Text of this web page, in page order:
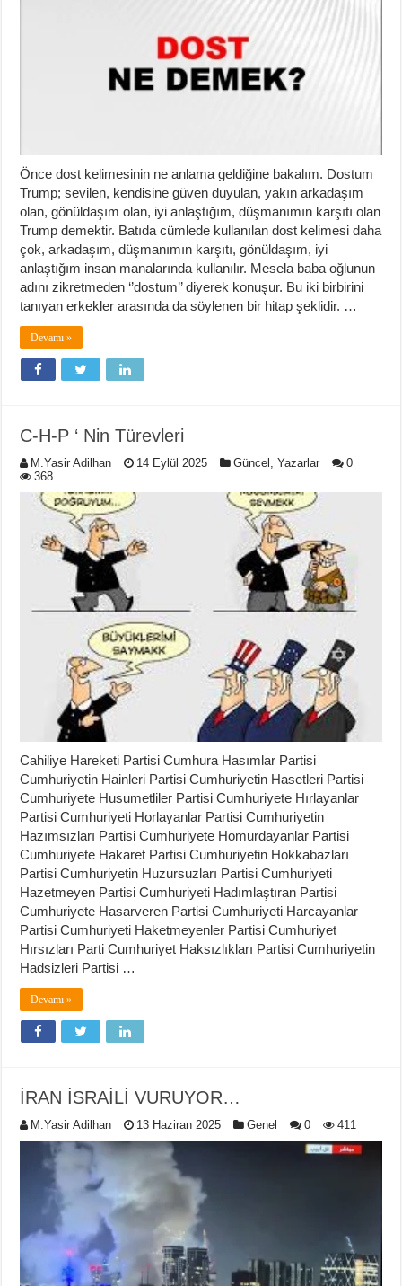
Önce dost kelimesinin ne anlama geldiğine bakalım. Dostum
Trump; sevilen, kendisine güven duyulan, yakın arkadaşım
olan, gönüldaşım olan, iyi anlaştığım, düşmanımın karşıtı olan
Trump demektir. Batıda cümlede kullanılan dost kelimesi daha
çok, arkadaşım, düşmanımın karşıtı, gönüldaşım, iyi
anlaştığım insan manalarında kullanılır. Mesela baba oğlunun
adını zikretmeden ‘’dostum’’ diyerek konuşur. Bu iki birbirini
tanıyan erkekler arasında da söylenen bir hitap şeklidir. …
Devamı »
C-H-P ‘ Nin Türevleri
M.Yasir Adilhan 14 Eylül 2025 Güncel ,Yazarlar
0
368
Cahiliye Hareketi Partisi Cumhura Hasımlar Partisi
Cumhuriyetin Hainleri Partisi Cumhuriyetin Hasetleri Partisi
Cumhuriyete Husumetliler Partisi Cumhuriyete Hırlayanlar
Partisi Cumhuriyeti Horlayanlar Partisi Cumhuriyetin
Hazımsızları Partisi Cumhuriyete Homurdayanlar Partisi
Cumhuriyete Hakaret Partisi Cumhuriyetin Hokkabazları
Partisi Cumhuriyetin Huzursuzları Partisi Cumhuriyeti
Hazetmeyen Partisi Cumhuriyeti Hadımlaştıran Partisi
Cumhuriyete Hasarveren Partisi Cumhuriyeti Harcayanlar
Partisi Cumhuriyeti Haketmeyenler Partisi Cumhuriyet
Hırsızları Parti Cumhuriyet Haksızlıkları Partisi Cumhuriyetin
Hadsizleri Partisi …
Devamı »
İRAN İSRAİLİ VURUYOR…
M.Yasir Adilhan 13 Haziran 2025 Genel 0 411